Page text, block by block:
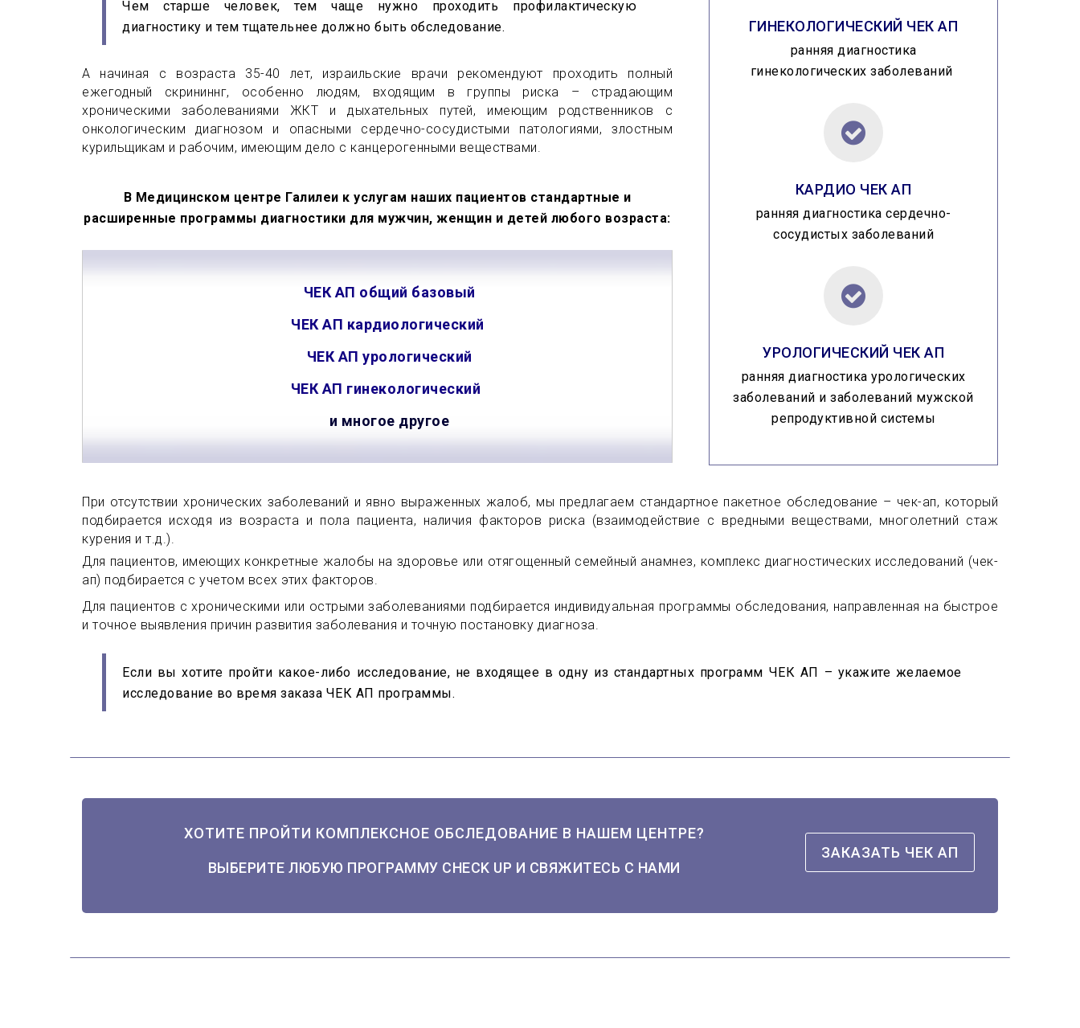
Чем старше человек, тем чаще нужно проходить профилактическую
диагностику и тем тщательнее должно быть обследование.
А начиная с возраста 35-40 лет, израильские врачи рекомендуют проходить полный
ежегодный скрининнг, особенно людям, входящим в группы риска – страдающим
хроническими заболеваниями ЖКТ и дыхательных путей, имеющим родственников с
онкологическим диагнозом и опасными сердечно-сосудистыми патологиями, злостным
курильщикам и рабочим, имеющим дело с канцерогенными веществами.
В Медицинском центре Галилеи к услугам наших пациентов стандартные и
расширенные программы диагностики для мужчин, женщин и детей любого возраста:
ЧЕК АП общий базовый
ЧЕК АП кардиологический
ЧЕК АП урологический
ЧЕК АП гинекологический
и многое другое
ГИНЕКОЛОГИЧЕСКИЙ ЧЕК АП
ранняя диагностика
гинекологических заболеваний
КАРДИО ЧЕК АП
ранняя диагностика сердечно-
сосудистых заболеваний
УРОЛОГИЧЕСКИЙ ЧЕК АП
ранняя диагностика урологических
заболеваний и заболеваний мужской
репродуктивной системы
При отсутствии хронических заболеваний и явно выраженных жалоб, мы предлагаем стандартное пакетное обследование – чек-ап, который
подбирается исходя из возраста и пола пациента, наличия факторов риска (взаимодействие с вредными веществами, многолетний стаж
курения и т.д.).
Для пациентов, имеющих конкретные жалобы на здоровье или отягощенный семейный анамнез, комплекс диагностических исследований (чек-
ап) подбирается с учетом всех этих факторов.
Для пациентов с хроническими или острыми заболеваниями подбирается индивидуальная программы обследования, направленная на быстрое
и точное выявления причин развития заболевания и точную постановку диагноза.
Если вы хотите пройти какое-либо исследование, не входящее в одну из стандартных программ ЧЕК АП – укажите желаемое
исследование во время заказа ЧЕК АП программы.
ХОТИТЕ ПРОЙТИ КОМПЛЕКСНОЕ ОБСЛЕДОВАНИЕ В НАШЕМ ЦЕНТРЕ?
ВЫБЕРИТЕ ЛЮБУЮ ПРОГРАММУ CHECK UP И СВЯЖИТЕСЬ С НАМИ
ЗАКАЗАТЬ ЧЕК АП